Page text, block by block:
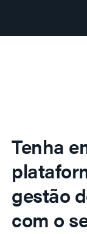
Tenha
gestão
com o